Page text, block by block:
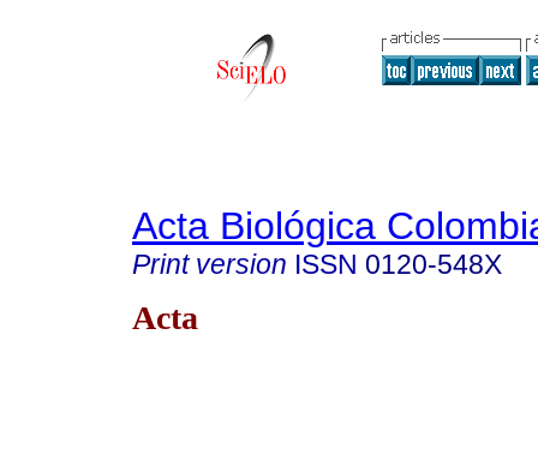
Acta Biológica
Print version ISSN 0120-548X
Acta